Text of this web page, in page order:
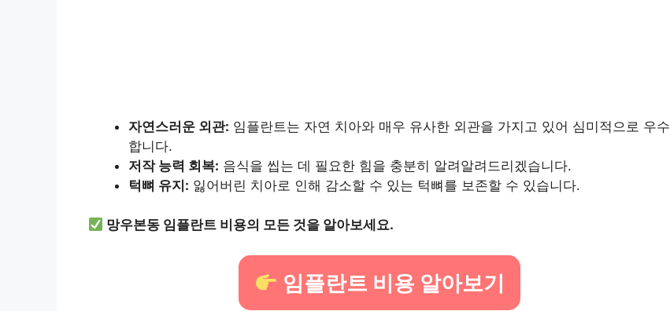
자연스러운 외관: 임플란트는 자연 치아와 매우 유사한 외관을 가지고 있어 심미적으로 우수
합니다.
저작 능력 회복: 음식을 씹는 데 필요한 힘을 충분히 알려알려드리겠습니다.
턱뼈 유지: 잃어버린 치아로 인해 감소할 수 있는 턱뼈를 보존할 수 있습니다.
망우본동 임플란트 비용의 모든 것을 알아보세요.
임플란트 비용 알아보기